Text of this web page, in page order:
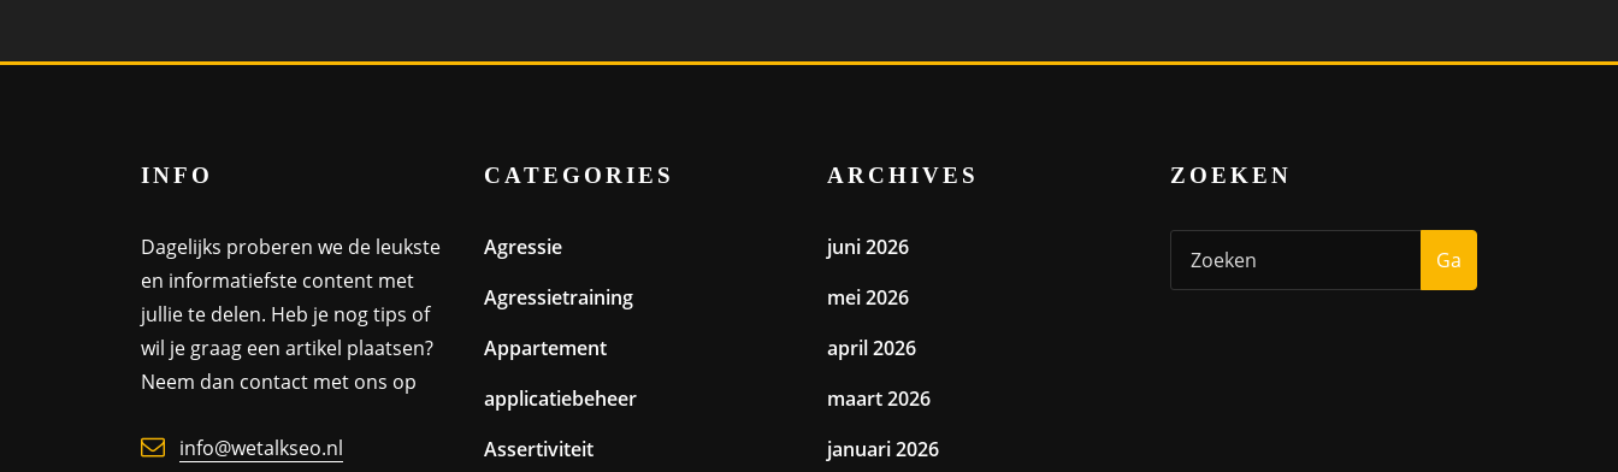
INFO
Dagelijks proberen we de leukste
en informatiefste content met
jullie te delen. Heb je nog tips of
wil je graag een artikel plaatsen?
Neem dan contact met ons op
info@wetalkseo.nl
CATEGORIES
Agressie
Agressietraining
Appartement
applicatiebeheer
Assertiviteit
ARCHIVES
juni 2026
mei 2026
april 2026
maart 2026
januari 2026
ZOEKEN
Ga